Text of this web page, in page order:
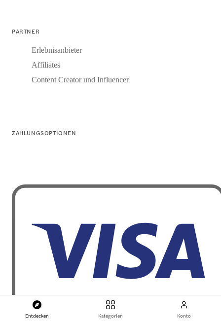
Entdecken Kategorien Konto
PARTNER
Erlebnisanbieter
Affiliates
Content Creator und Influencer
ZAHLUNGSOPTIONEN